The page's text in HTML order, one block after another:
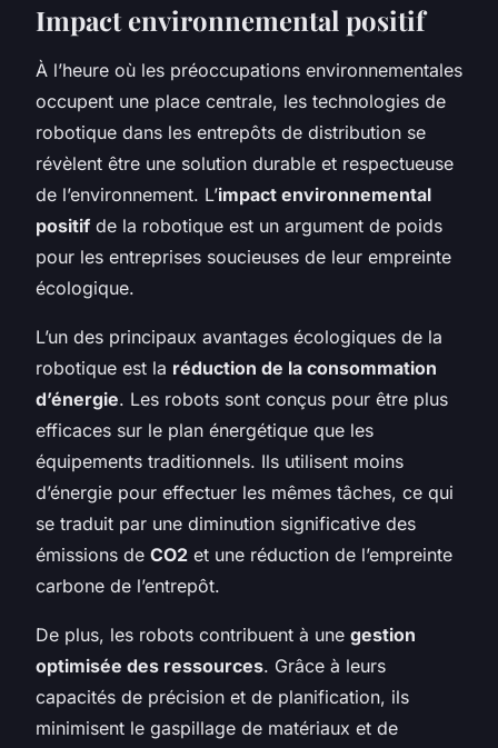
Impact environnemental positif
À l’heure où les préoccupations environnementales
occupent une place centrale, les technologies de
robotique dans les entrepôts de distribution se
révèlent être une solution durable et respectueuse
de l’environnement. L’impact environnemental
positif de la robotique est un argument de poids
pour les entreprises soucieuses de leur empreinte
écologique.
L’un des principaux avantages écologiques de la
robotique est la réduction de la consommation
d’énergie. Les robots sont conçus pour être plus
efficaces sur le plan énergétique que les
équipements traditionnels. Ils utilisent moins
d’énergie pour effectuer les mêmes tâches, ce qui
se traduit par une diminution significative des
émissions de CO2 et une réduction de l’empreinte
carbone de l’entrepôt.
De plus, les robots contribuent à une gestion
optimisée des ressources. Grâce à leurs
capacités de précision et de planification, ils
minimisent le gaspillage de matériaux et de